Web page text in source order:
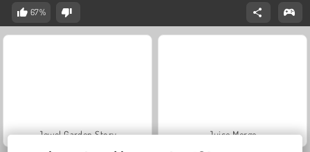
67%
Jewel Garden Story Juice Merge